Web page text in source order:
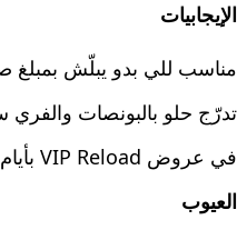
الإيجابيات
مناسب للي بدو يبلّش بمبلغ
تدرّج حلو بالبونصات والفري
في عروض VIP Reload بأيام محددة
العيوب